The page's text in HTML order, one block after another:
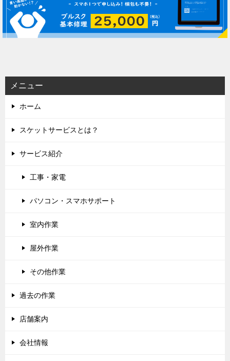
ビ
ゲ
ー
ンメニュー
ホーム
スケットサービスとは？
サービス紹介
工事・家電
パソコン・スマホサポート
室内作業
屋外作業
その他作業
過去の作業
店舗案内
会社情報